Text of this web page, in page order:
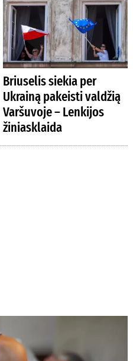
Briuselis siekia per
Ukrainą pakeisti valdžią
Varšuvoje – Lenkijos
žiniasklaida